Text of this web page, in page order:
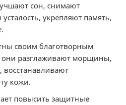
сон, снимают
укрепляют память,
своим благотворным
разглаживают морщины,
восстанавливают
кожи.
повысить защитные